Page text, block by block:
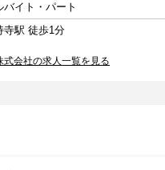
バイト・パート
寺駅 徒歩1分
式会社の求人一覧を見る